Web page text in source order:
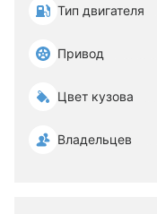
Тип двигателя
Привод
Цвет кузова
Владельцев